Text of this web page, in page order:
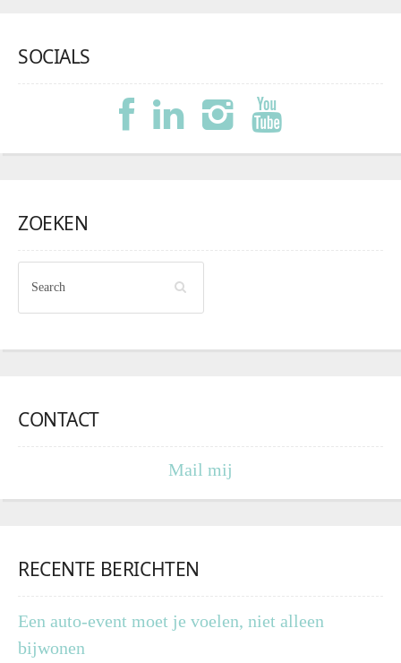
SOCIALS
ZOEKEN
CONTACT
Mail mij
RECENTE BERICHTEN
Een auto-event moet je voelen, niet alleen
bijwonen